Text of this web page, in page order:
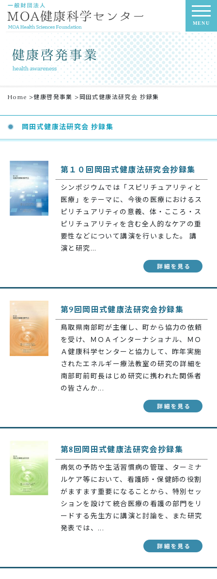
MENU
Home >健康啓発事業 > 岡田式健康法研究会 抄録集
岡田式健康法研究会 抄録集
第１０回岡田式健康法研究会抄録集
シンポジウムでは「スピリチュアリティと
医療」をテーマに、今後の医療におけるス
ピリチュアリティの意義、体・こころ・ス
ピリチュアリティを含む全人的なケアの重
要性などについて講演を行いました。 講
演と研究...
第9回岡田式健康法研究会抄録集
鳥取県南部町が主催し、町から協力の依頼
を受け、ＭＯＡインターナショナル、ＭＯ
Ａ健康科学センターと協力して、昨年実施
されたエネルギー療法教室の研究の詳細を
南部町前町長はじめ研究に携われた関係者
の皆さんか...
第8回岡田式健康法研究会抄録集
病気の予防や生活習慣病の管理、ターミナ
ルケア等において、看護師・保健師の役割
がますます重要になることから、特別セッ
ションを設けて統合医療の看護の部門をリ
ードする先生方に講演と討論を、また研究
発表では、...